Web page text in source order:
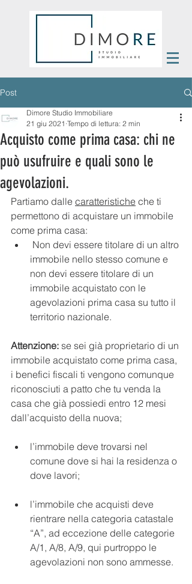
Post
Acquisto come prima casa: chi ne
può usufruire e quali sono le
agevolazioni.
Dimore Studio Immobiliare
21 giu 2021 Tempo di lettura: 2 min
Partiamo dalle caratteristiche che ti
permettono di acquistare un immobile
come prima casa:
immobile nello stesso comune e
non devi essere titolare di un
immobile acquistato con le
agevolazioni prima casa su tutto il
territorio nazionale.
Attenzione: se sei già proprietario di un
immobile acquistato come prima casa,
i benefici fiscali ti vengono comunque
riconosciuti a patto che tu venda la
casa che già possiedi entro 12 mesi
dall’acquisto della nuova;
l’immobile deve trovarsi nel
comune dove si hai la residenza o
dove lavori;
l’immobile che acquisti deve
rientrare nella categoria catastale
“A”, ad eccezione delle categorie
A/1, A/8, A/9, qui purtroppo le
agevolazioni non sono ammesse.